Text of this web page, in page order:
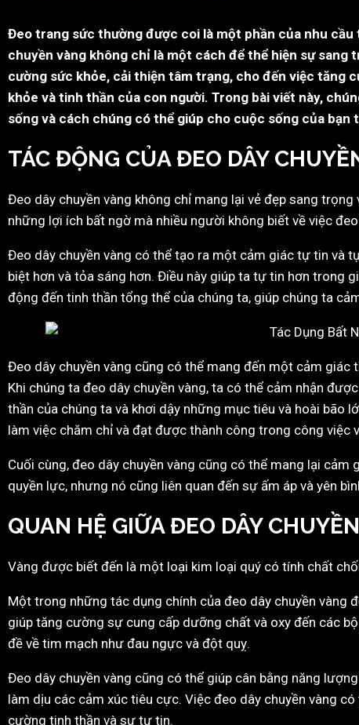
Đeo trang sức thường được coi là một phần của nhu
chuyền vàng không chỉ là một cách để thể hiện sự
cường sức khỏe, cải thiện tâm trạng, cho đến việc tăng
khỏe và tinh thần của con người. Trong bài viết này,
sống và cách chúng có thể giúp cho cuộc sống của bạn
TÁC ĐỘNG CỦA ĐEO DÂY
Đeo dây chuyền vàng không chỉ mang lại vẻ đẹp sang
những lợi ích bất ngờ mà nhiều người không biết về việc
Đeo dây chuyền vàng có thể tạo ra một cảm giác tự tin và
biệt hơn và tỏa sáng hơn. Điều này giúp ta tự tin hơn
động đến tinh thần tổng thể của chúng ta, giúp chúng ta
Đeo dây chuyền vàng cũng có thể mang đến một cảm
Khi chúng ta đeo dây chuyền vàng, ta có thể cảm nhận
thần của chúng ta và khơi dậy những mục tiêu và hoài
làm việc chăm chỉ và đạt được thành công trong công việc
Cuối cùng, đeo dây chuyền vàng cũng có thể mang lại
quyền lực, nhưng nó cũng liên quan đến sự ấm áp và yên
QUAN HỆ GIỮA ĐEO DÂY
Vàng được biết đến là một loại kim loại quý có tính chất
Một trong những tác dụng chính của đeo dây chuyền vàng
giúp tăng cường sự cung cấp dưỡng chất và oxy đến các
đề về tim mạch như đau ngực và đột quỵ.
Đeo dây chuyền vàng cũng có thể giúp cân bằng năng
làm dịu các cảm xúc tiêu cực. Việc đeo dây chuyền vàng
cường tinh thần và sự tự tin.